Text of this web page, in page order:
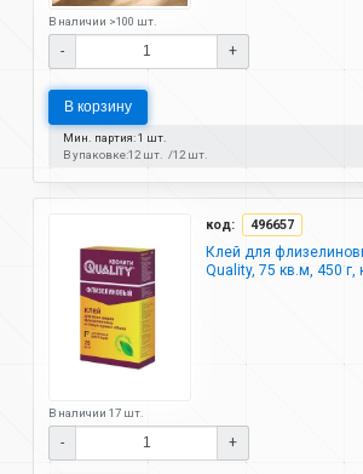
В наличии >100 шт.
- +
В корзину
Мин. партия: 1 шт.
В упаковке:12 шт. 12 шт.
код: 496657
Клей для
Quality, 75 кв.м, 450 г,
В наличии 17 шт.
- +